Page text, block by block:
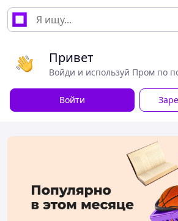
Привет
Войди и используй Пром по
Войти